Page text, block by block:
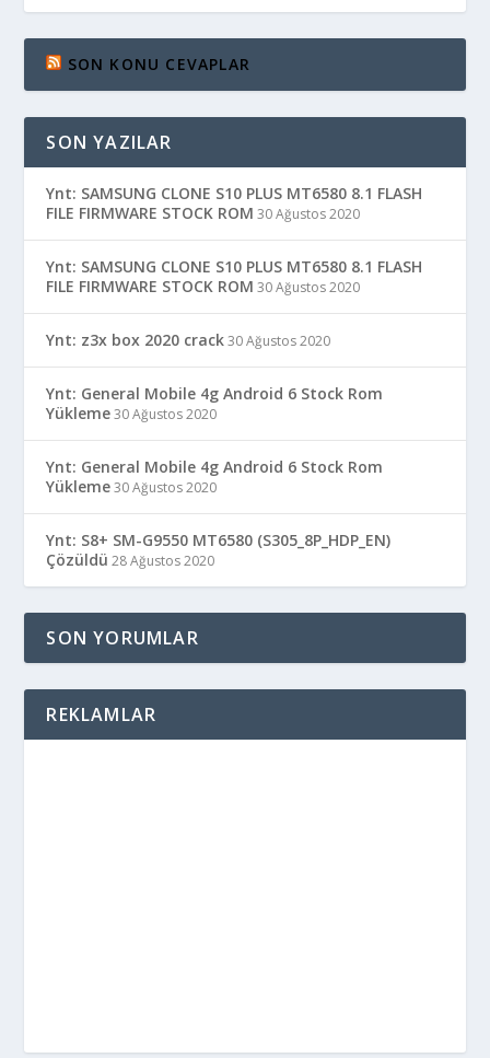
SON KONU CEVAPLAR
SON YAZILAR
Ynt: SAMSUNG CLONE S10 PLUS MT6580 8.1 FLASH
FILE FIRMWARE STOCK ROM 30 Ağustos 2020
Ynt: SAMSUNG CLONE S10 PLUS MT6580 8.1 FLASH
FILE FIRMWARE STOCK ROM 30 Ağustos 2020
Ynt: z3x box 2020 crack 30 Ağustos 2020
Ynt: General Mobile 4g Android 6 Stock Rom
Yükleme 30 Ağustos 2020
Ynt: General Mobile 4g Android 6 Stock Rom
Yükleme 30 Ağustos 2020
Ynt: S8+ SM-G9550 MT6580 (S305_8P_HDP_EN)
Çözüldü 28 Ağustos 2020
SON YORUMLAR
REKLAMLAR